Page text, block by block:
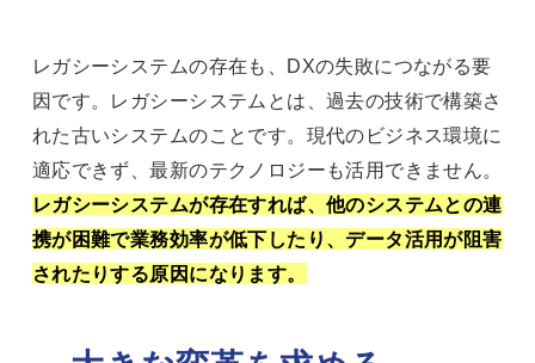
レガシーシステムの存在も、DXの失敗につながる要
因です。レガシーシステムとは、過去の技術で構築さ
れた古いシステムのことです。現代のビジネス環境に
適応できず、最新のテクノロジーも活用できません。
レガシーシステムが存在すれば、他のシステムとの連
携が困難で業務効率が低下したり、データ活用が阻害
されたりする原因になります。